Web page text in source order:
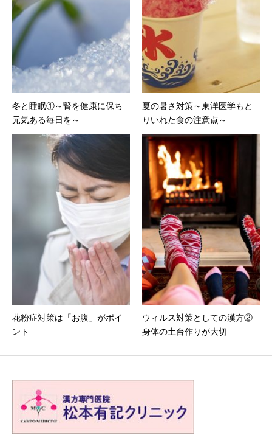
冬と睡眠①～腎を健康に保ち
元気ある毎日を～
夏の暑さ対策～東洋医学もと
りいれた食の注意点～
花粉症対策は「お腹」がポイ
ント
ウィルス対策としての漢方②
身体の土台作りが大切